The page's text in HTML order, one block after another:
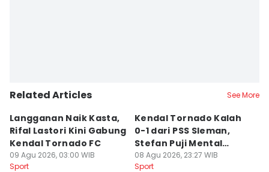
Related Articles See More
Langganan Naik Kasta,
Rifal Lastori Kini Gabung
Kendal Tornado FC
09 Agu 2026, 03:00 WIB
Sport
Kendal Tornado Kalah
0-1 dari PSS Sleman,
Stefan Puji Mental
Pemain
08 Agu 2026, 23:27 WIB
Sport